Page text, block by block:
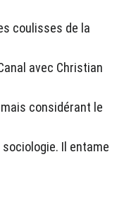
coulisses de la
avec Christian
considérant le
Il entame